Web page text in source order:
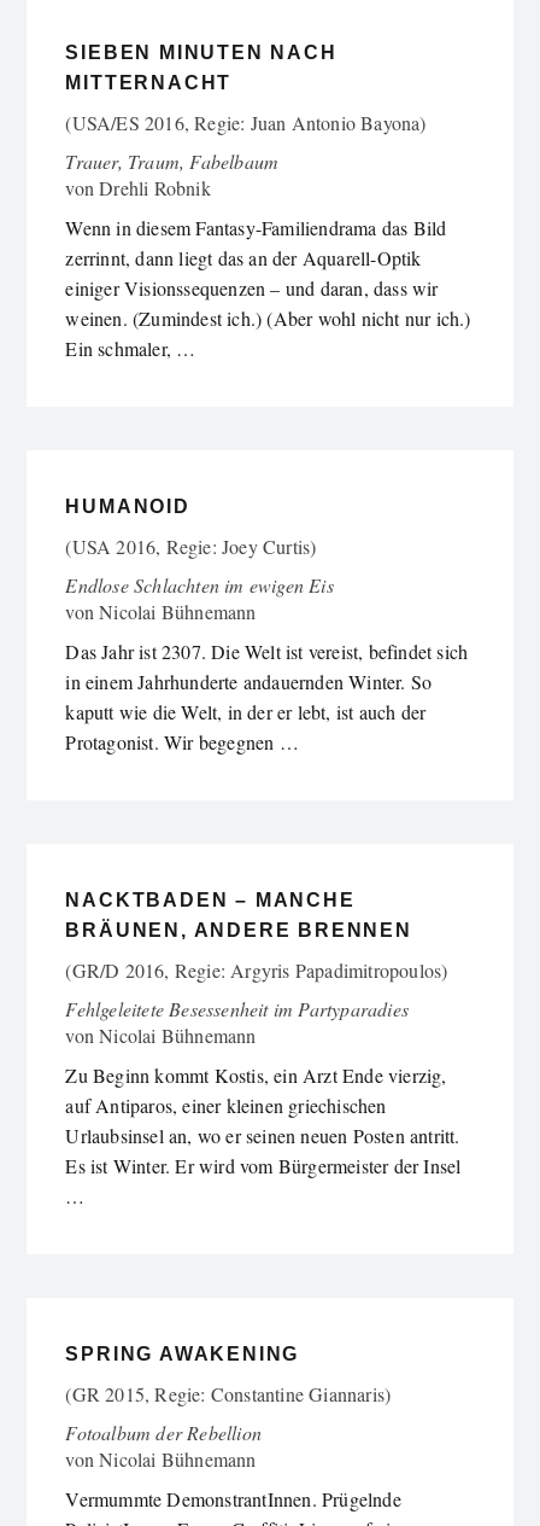
SIEBEN MINUTEN NACH
MITTERNACHT
(USA/ES 2016, Regie: Juan Antonio Bayona)
Trauer, Traum, Fabelbaum
vonDrehli Robnik
Wenn in diesem Fantasy-Familiendrama das Bild
zerrinnt, dann liegt das an der Aquarell-Optik
einiger Visionssequenzen – und daran, dass wir
weinen. (Zumindest ich.) (Aber wohl nicht nur ich.)
Ein schmaler, …
HUMANOID
(USA 2016, Regie: Joey Curtis)
Endlose Schlachten im ewigen Eis
vonNicolai Bühnemann
Das Jahr ist 2307. Die Welt ist vereist, befindet sich
in einem Jahrhunderte andauernden Winter. So
kaputt wie die Welt, in der er lebt, ist auch der
Protagonist. Wir begegnen …
NACKTBADEN – MANCHE
BRÄUNEN, ANDERE BRENNEN
(GR/D 2016, Regie: Argyris Papadimitropoulos)
Fehlgeleitete Besessenheit im Partyparadies
vonNicolai Bühnemann
Zu Beginn kommt Kostis, ein Arzt Ende vierzig,
auf Antiparos, einer kleinen griechischen
Urlaubsinsel an, wo er seinen neuen Posten antritt.
Es ist Winter. Er wird vom Bürgermeister der Insel
…
SPRING AWAKENING
(GR 2015, Regie: Constantine Giannaris)
Fotoalbum der Rebellion
vonNicolai Bühnemann
Vermummte DemonstrantInnen. Prügelnde